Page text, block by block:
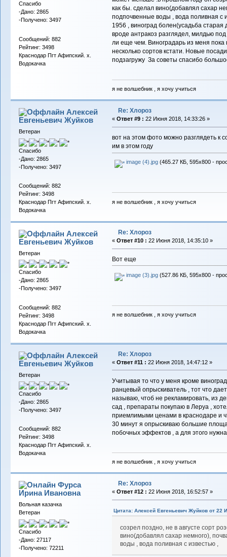
Спасибо
-Дано: 2865
-Получено: 3497
Сообщений: 882
Рейтинг: 3498
Краснодар Пгт Афипский. х.
Водокачка
как бы. сделал вино(добавлял сахар
подпочвенные воды , вода поливная с
1956 , виноград болен(усадьба
вроде антракоз разглядел, милдью
ли еще чем. Виноградарь из меня пока
несколько сортов кстати. Новые
подзагружу За советы спасибо
я не волшебник , я хочу учиться
Алексей
Евгеньевич Жуйков
Ветеран
Спасибо
-Дано: 2865
-Получено: 3497
Сообщений: 882
Рейтинг: 3498
Краснодар Пгт Афипский. х.
Водокачка
Re: Хлороз
« Ответ #9 : 22 Июня 2018, 14:33:26 »
вот на этом фото можно разглядеть к
им в этом году
image (4).jpg(465.27 КБ, 595x800 -
я не волшебник , я хочу учиться
Алексей
Евгеньевич Жуйков
Ветеран
Спасибо
-Дано: 2865
-Получено: 3497
Сообщений: 882
Рейтинг: 3498
Краснодар Пгт Афипский. х.
Водокачка
Re: Хлороз
« Ответ #10 : 22 Июня 2018, 14:35:10 »
Вот еще
image (3).jpg(527.86 КБ, 595x800 -
я не волшебник , я хочу учиться
Алексей
Евгеньевич Жуйков
Ветеран
Спасибо
-Дано: 2865
-Получено: 3497
Сообщений: 882
Рейтинг: 3498
Краснодар Пгт Афипский. х.
Водокачка
Re: Хлороз
« Ответ #11 : 22 Июня 2018, 14:47:12 »
Учитывая то что у меня кроме
ранцевый опрыскиватель , тот что
называю, чтоб не рекламировать, из
сад , препараты покупаю в Леруа ,
приемлимыми ценами в краснодаре и
30 минут я опрыскиваю большие
побочных эффектов , а для этого нужна
я не волшебник , я хочу учиться
Фурса
Ирина Ивановна
Вольная казачка
Ветеран
Спасибо
-Дано: 27117
-Получено: 72211
Re: Хлороз
« Ответ #12 : 22 Июня 2018, 16:52:57 »
Цитата: Алексей Евгеньевич Жуйков от 22
созрел поздно, не в августе сорт
вино(добавлял сахар немного),
воды , вода поливная с известью ,